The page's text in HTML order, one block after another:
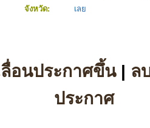
จังหวัด: เลย
ลื่อนประกาศขึ้น| ล
ประกาศ